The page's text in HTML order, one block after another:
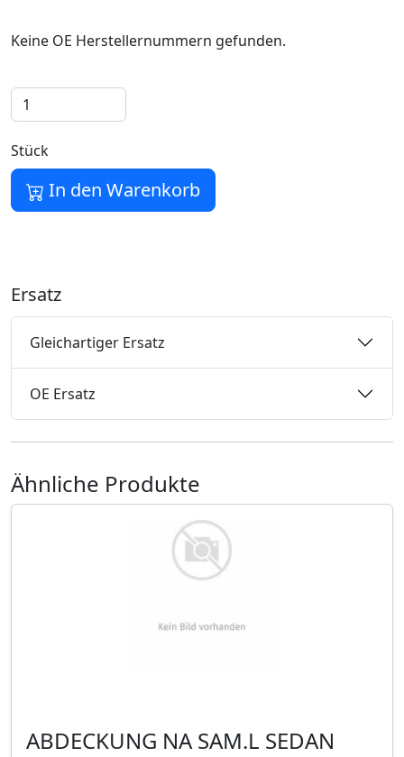
Keine OE Herstellernummern gefunden.
Stück
In den Warenkorb
Ersatz
Gleichartiger Ersatz
OE Ersatz
Ähnliche Produkte
ABDECKUNG NA SAM.L SEDAN